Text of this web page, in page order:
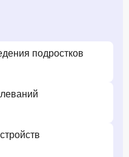
подростков